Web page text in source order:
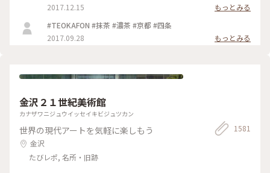
2017.12.15
もっとみる
#TEOKAFON #抹茶 #濃茶 #京都 #四条
2017.09.28
もっとみる
金沢２１世紀美術館
カナザワニジュウイッセイキビジュツカン
世界の現代アートを気軽に楽しもう
金沢
たびレポ, 名所・旧跡
1581